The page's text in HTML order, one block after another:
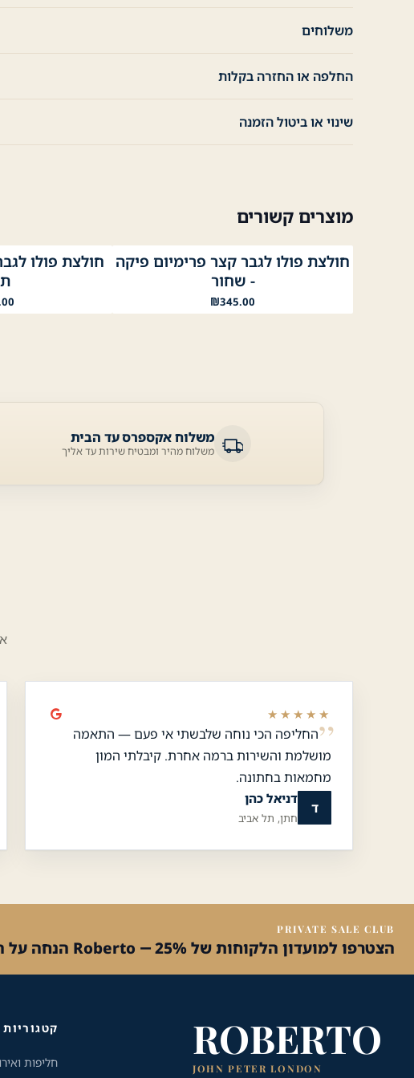
משלוחים
החלפה או החזרה בקלות
שינוי או ביטול הזמנה
מוצרים קשורים
נייבי לבן שחור
חולצת פולו לגבר קצר פרימיום פיקה
- שחור
₪345.00
לבן שחורתכלתירוק בהיר
בז׳
חולצת פולו
משלוח אקספרס עד הבית
משלוח מהיר ומבטיח שירות עד אליך
★★★★★
החליפה הכי נוחה שלבשתי אי פעם — התאמה
מושלמת והשירות ברמה אחרת. קיבלתי המון
מחמאות בחתונה.
ד
דניאל כהן
חתן, תל אביב
PRIVATE SALE CLUB
הצטרפו למועדון הלקוחות של Roberto — 25% הנחה על הקנייה הראשונה
ROBERTO
JOHN PETER LONDON
קטגוריות
חליפות